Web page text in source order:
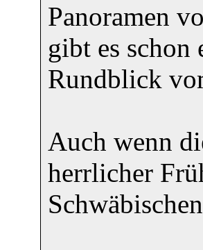
Panoramen
gibt es schon
Rundblick
Auch wenn
herrlicher